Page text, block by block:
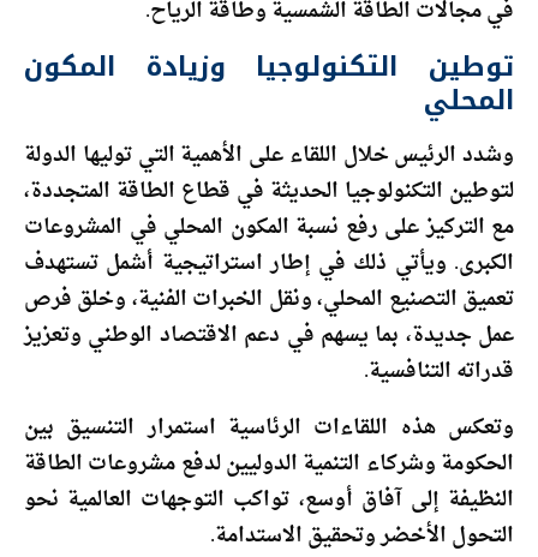
في مجالات الطاقة الشمسية وطاقة الرياح.
توطين التكنولوجيا وزيادة المكون
المحلي
وشدد الرئيس خلال اللقاء على الأهمية التي توليها الدولة
لتوطين التكنولوجيا الحديثة في قطاع الطاقة المتجددة،
مع التركيز على رفع نسبة المكون المحلي في المشروعات
الكبرى. ويأتي ذلك في إطار استراتيجية أشمل تستهدف
تعميق التصنيع المحلي، ونقل الخبرات الفنية، وخلق فرص
عمل جديدة، بما يسهم في دعم الاقتصاد الوطني وتعزيز
قدراته التنافسية.
وتعكس هذه اللقاءات الرئاسية استمرار التنسيق بين
الحكومة وشركاء التنمية الدوليين لدفع مشروعات الطاقة
النظيفة إلى آفاق أوسع، تواكب التوجهات العالمية نحو
التحول الأخضر وتحقيق الاستدامة.